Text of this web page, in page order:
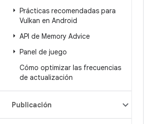
Prácticas recomendadas para
Vulkan en Android
API de Memory Advice
Panel de juego
Cómo optimizar las frecuencias
de actualización
Publicación